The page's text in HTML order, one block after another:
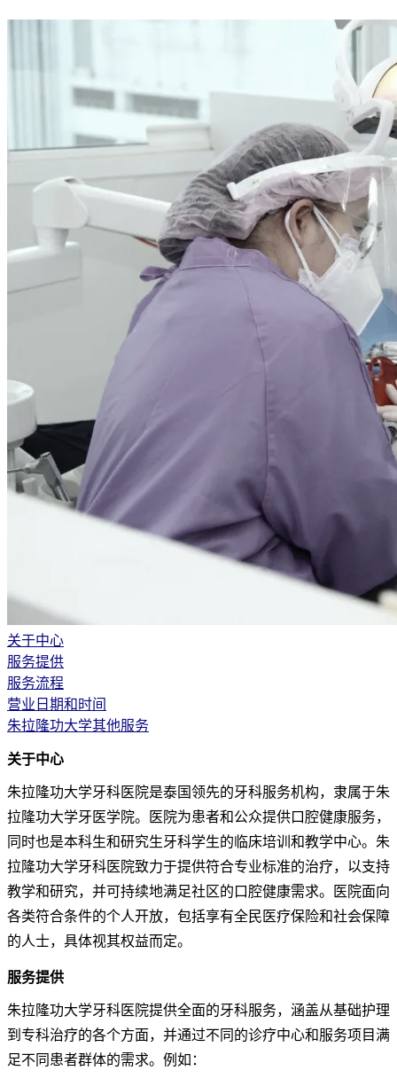
关于中心
服务提供
服务流程
营业日期和时间
朱拉隆功大学其他服务
关于中心
朱拉隆功大学牙科医院是泰国领先的牙科服务机构，隶属于朱
拉隆功大学牙医学院。医院为患者和公众提供口腔健康服务，
同时也是本科生和研究生牙科学生的临床培训和教学中心。朱
拉隆功大学牙科医院致力于提供符合专业标准的治疗，以支持
教学和研究，并可持续地满足社区的口腔健康需求。医院面向
各类符合条件的个人开放，包括享有全民医疗保险和社会保障
的人士，具体视其权益而定。
服务提供
朱拉隆功大学牙科医院提供全面的牙科服务，涵盖从基础护理
到专科治疗的各个方面，并通过不同的诊疗中心和服务项目满
足不同患者群体的需求。例如：